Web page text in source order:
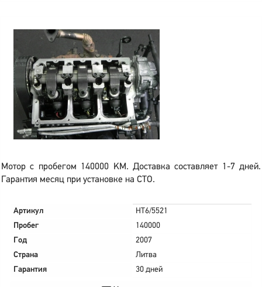
Мотор с пробегом 140000 KM. Доставка составляет 1-7 дней.
Гарантия месяц при установке на СТО.
Артикул
HT6/5521
Пробег
140000
Год
2007
Страна
Литва
Гарантия
30 дней